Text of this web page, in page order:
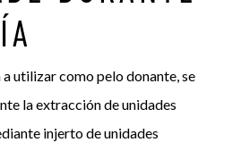
utilizar como pelo donante, se
la extracción de unidades
injerto de unidades